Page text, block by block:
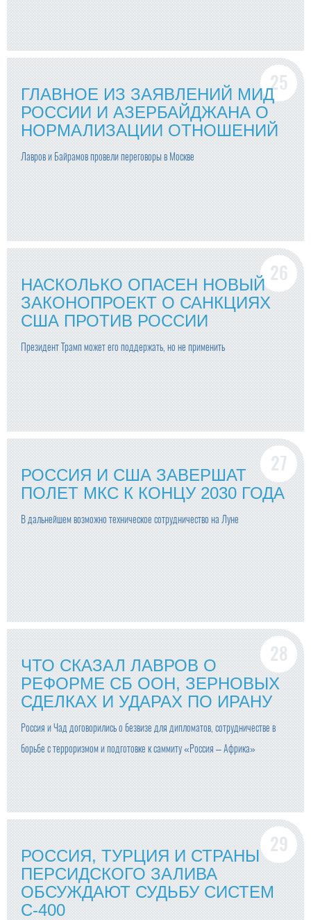
ГЛАВНОЕ ИЗ ЗАЯВЛЕНИЙ МИД
РОССИИ И АЗЕРБАЙДЖАНА О
НОРМАЛИЗАЦИИ ОТНОШЕНИЙ
Лавров и Байрамов провели переговоры в Москве
НАСКОЛЬКО ОПАСЕН НОВЫЙ
ЗАКОНОПРОЕКТ О САНКЦИЯХ
США ПРОТИВ РОССИИ
Президент Трамп может его поддержать, но не применить
РОССИЯ И США ЗАВЕРШАТ
ПОЛЕТ МКС К КОНЦУ 2030 ГОДА
В дальнейшем возможно техническое сотрудничество на Луне
ЧТО СКАЗАЛ ЛАВРОВ О
РЕФОРМЕ СБ ООН, ЗЕРНОВЫХ
СДЕЛКАХ И УДАРАХ ПО ИРАНУ
Россия и Чад договорились о безвизе для дипломатов, сотрудничестве в
борьбе с терроризмом и подготовке к саммиту «Россия – Африка»
РОССИЯ, ТУРЦИЯ И СТРАНЫ
ПЕРСИДСКОГО ЗАЛИВА
ОБСУЖДАЮТ СУДЬБУ СИСТЕМ
С-400